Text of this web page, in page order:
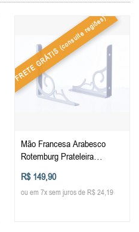
FRETE GRÁTIS
(consulte regiões)
Mão Francesa Arabesco
Rotemburg Prateleira
Decorada
R$ 149,90
ou em 7x sem juros de R$ 24,19